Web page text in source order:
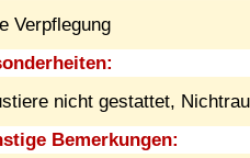
Verpflegung
nicht gestattet,
Bemerkungen: